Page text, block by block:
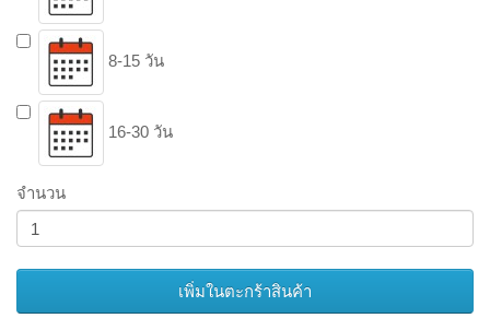
8-15 วัน
16-30 วัน
จำนวน
เพิ่มในตะกร้าสินค้า